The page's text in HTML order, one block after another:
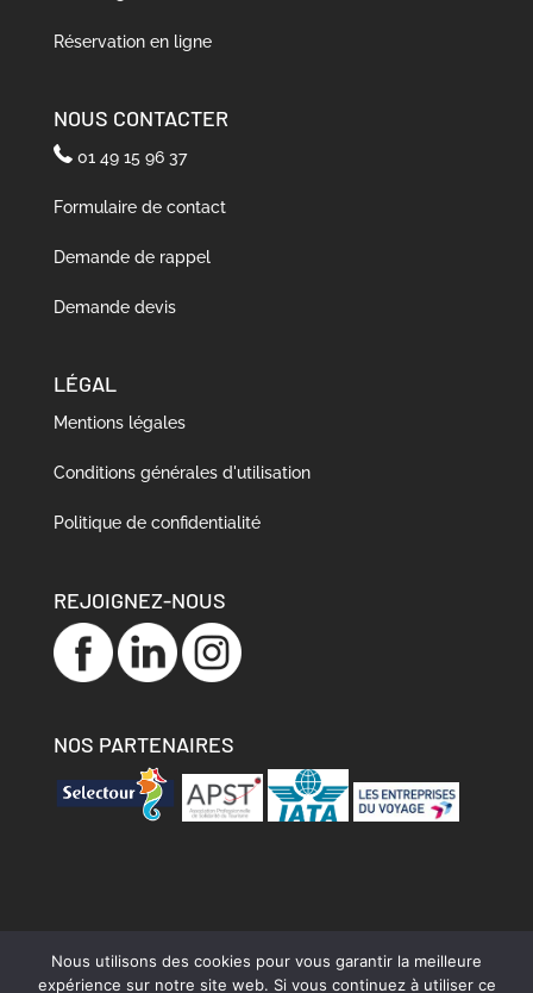
Réservation en ligne
NOUS CONTACTER
01 49 15 96 37
Formulaire de contact
Demande de rappel
Demande devis
LÉGAL
Mentions légales
Conditions générales d'utilisation
Politique de confidentialité
REJOIGNEZ-NOUS
NOS PARTENAIRES
Carol’ Voyages Groupes
Notre valeur ajoutée
Nous utilisons des cookies pour vous garantir la meilleure
expérience sur notre site web. Si vous continuez à utiliser ce